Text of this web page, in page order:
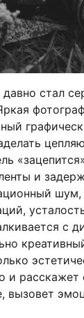
давно стал
и
шум,
с
и
вызовет